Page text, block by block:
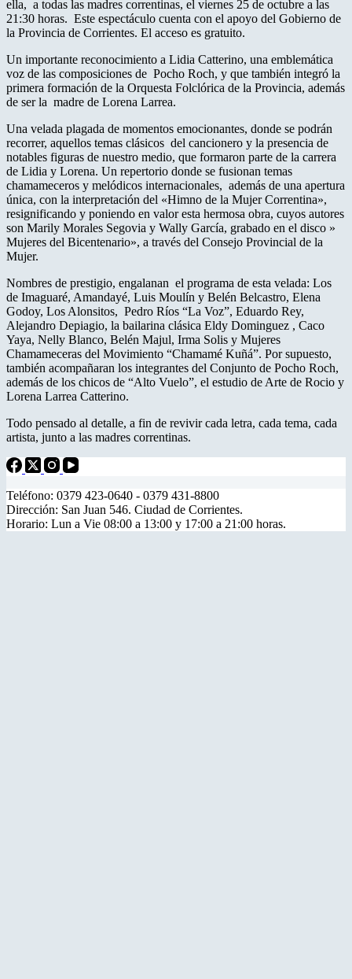
ella, a todas las madres correntinas, el viernes 25 de octubre a las
21:30 horas. Este espectáculo cuenta con el apoyo del Gobierno de
la Provincia de Corrientes. El acceso es gratuito.
Un importante reconocimiento a Lidia Catterino, una emblemática
voz de las composiciones de Pocho Roch, y que también integró la
primera formación de la Orquesta Folclórica de la Provincia, además
de ser la madre de Lorena Larrea.
Una velada plagada de momentos emocionantes, donde se podrán
recorrer, aquellos temas clásicos del cancionero y la presencia de
notables figuras de nuestro medio, que formaron parte de la carrera
de Lidia y Lorena. Un repertorio donde se fusionan temas
chamameceros y melódicos internacionales, además de una apertura
única, con la interpretación del «Himno de la Mujer Correntina»,
resignificando y poniendo en valor esta hermosa obra, cuyos autores
son Marily Morales Segovia y Wally García, grabado en el disco »
Mujeres del Bicentenario», a través del Consejo Provincial de la
Mujer.
Nombres de prestigio, engalanan el programa de esta velada: Los
de Imaguaré, Amandayé, Luis Moulín y Belén Belcastro, Elena
Godoy, Los Alonsitos, Pedro Ríos “La Voz”, Eduardo Rey,
Alejandro Depiagio, la bailarina clásica Eldy Dominguez , Caco
Yaya, Nelly Blanco, Belén Majul, Irma Solis y Mujeres
Chamameceras del Movimiento “Chamamé Kuñá”. Por supuesto,
también acompañaran los integrantes del Conjunto de Pocho Roch,
además de los chicos de “Alto Vuelo”, el estudio de Arte de Rocio y
Lorena Larrea Catterino.
Todo pensado al detalle, a fin de revivir cada letra, cada tema, cada
artista, junto a las madres correntinas.
Teléfono: 0379 423-0640 - 0379 431-8800
Dirección: San Juan 546. Ciudad de Corrientes.
Horario: Lun a Vie 08:00 a 13:00 y 17:00 a 21:00 horas.